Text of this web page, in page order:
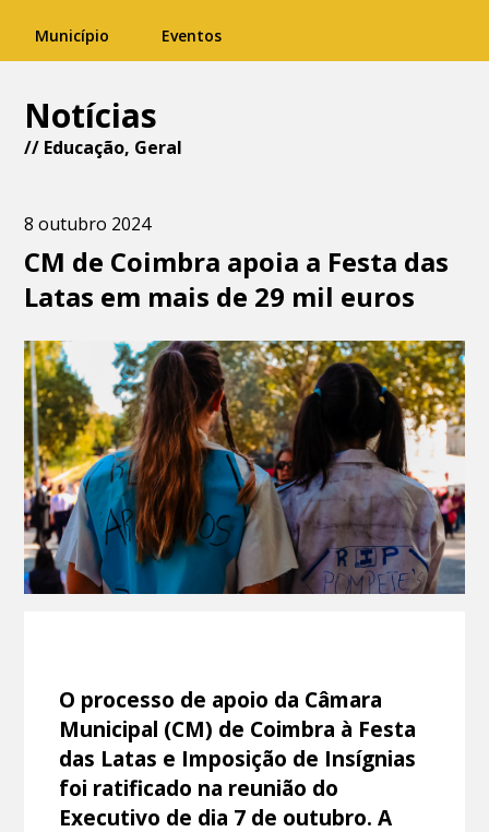
Município Eventos
Notícias
// Educação, Geral
8 outubro 2024
CM de Coimbra apoia a Festa das
Latas em mais de 29 mil euros
O processo de apoio da Câmara
Municipal (CM) de Coimbra à Festa
das Latas e Imposição de Insígnias
foi ratificado na reunião do
Executivo de dia 7 de outubro. A